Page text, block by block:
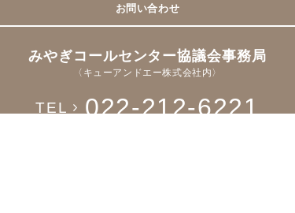
お問い合わせ
みやぎコールセンター協議会事務局
〈キューアンドエー株式会社内〉
TEL 022-212-6221